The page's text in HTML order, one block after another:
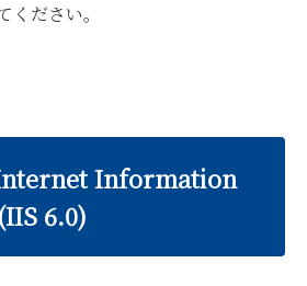
ください。
Information
6.0)